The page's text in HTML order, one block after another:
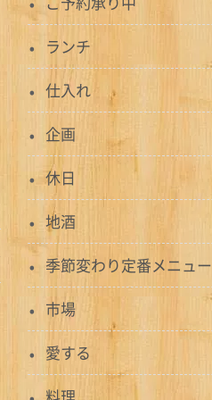
ランチ
仕入れ
企画
休日
地酒
季節変わり定番メニュー
市場
愛する